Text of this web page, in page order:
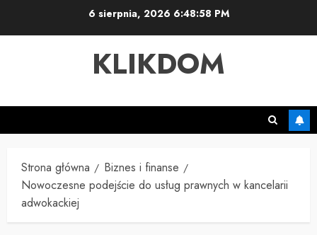
6 sierpnia, 2026 6:48:59 PM
KLIKDOM
Strona główna
Biznes i finanse
Nowoczesne podejście do usług prawnych w kancelarii
adwokackiej